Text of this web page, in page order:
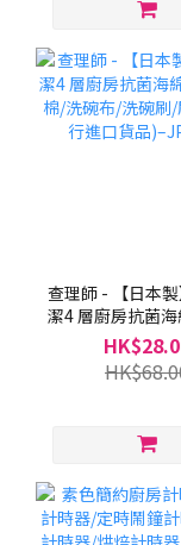
查理師 - 【日本
潔4 層廚房抗菌
碗棉/洗碗布/洗
棉(平行進口貨品